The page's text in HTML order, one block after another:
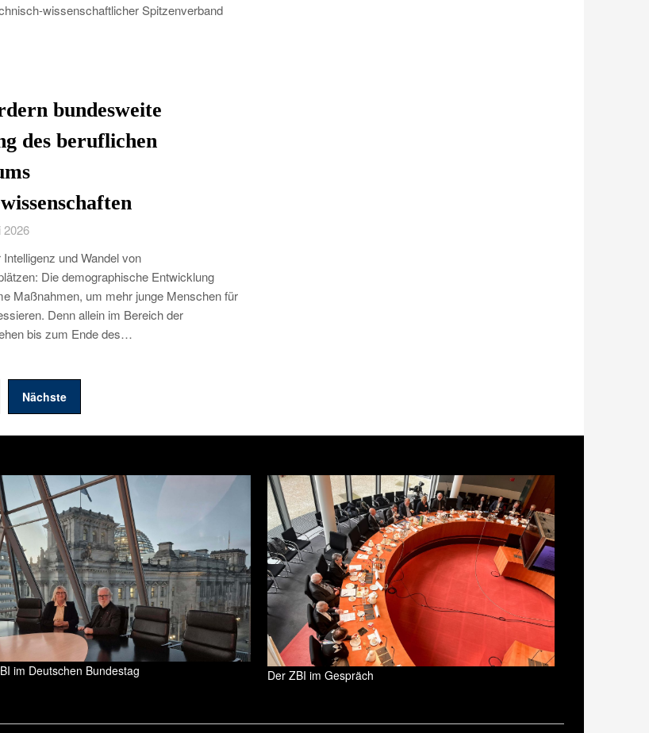
wissenschaftlicher Spitzenverband
bundesweite
des beruflichen
2026
und Wandel von
Die demographische Entwicklung
Maßnahmen, um mehr junge Menschen für
Denn allein im Bereich der
bis zum Ende des…
Nächste
im Deutschen Bundestag Der ZBI im Gespräch